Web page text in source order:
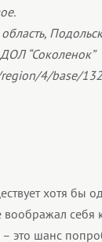
“Соколенок”
4/base/
хотя бы
себя
это шанс